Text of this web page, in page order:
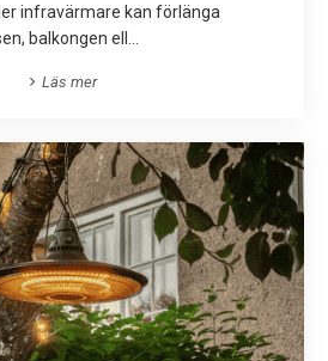
infravärmare kan förlänga
balkongen ell...
Läs mer